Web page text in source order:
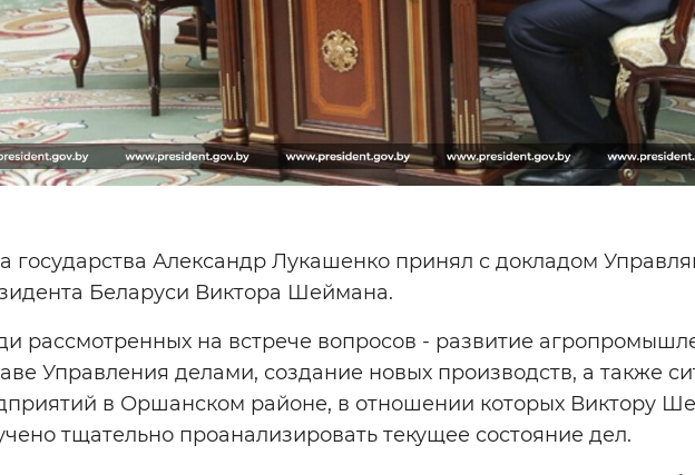
государства Александр Лукашенко принял с докладом
Беларуси Виктора Шеймана.
рассмотренных на встрече вопросов - развитие
Управления делами, создание новых производств, а также
в Оршанском районе, в отношении которых Виктору
тщательно проанализировать текущее состояние дел.